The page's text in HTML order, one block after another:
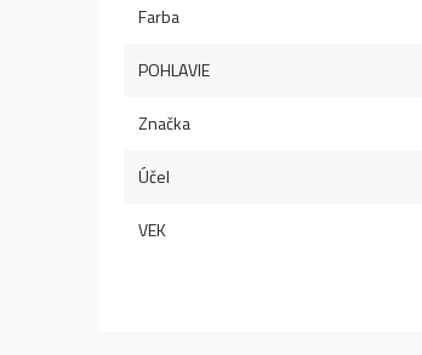
Farba
POHLAVIE
Značka
Účel
VEK